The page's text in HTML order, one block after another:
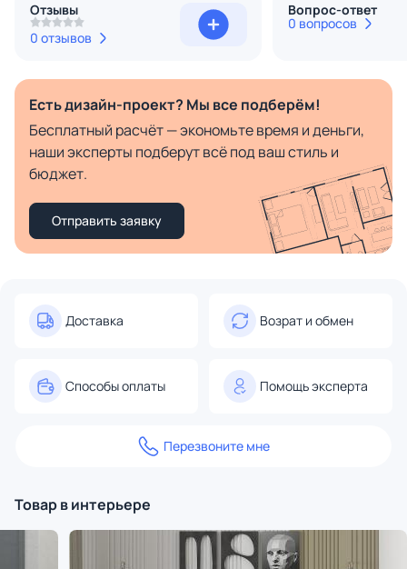
Отзывы
0 отзывов
Вопрос-ответ
0 вопросов
Есть дизайн-проект? Мы все подберём!
Бесплатный расчёт — экономьте время и деньги,
наши эксперты подберут всё под ваш стиль и
бюджет.
Отправить заявку
Доставка Возрат и обмен
Способы оплаты Помощь эксперта
Перезвоните мне
Товар в интерьере